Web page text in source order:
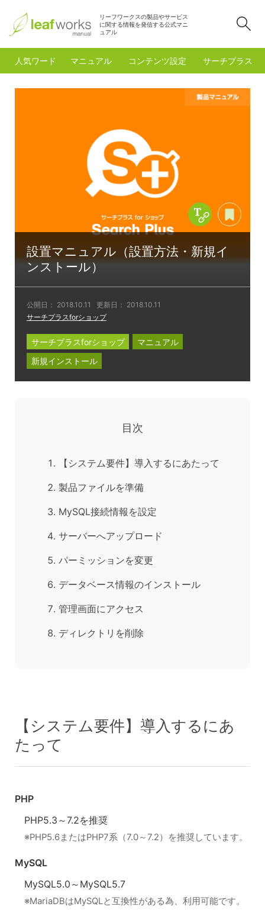
リーフワークスの製品やサービス
に関する情報を発信する公式マニ
ュアル
人気ワード マニュアル コンテンツ設定 サーチプラスfor
設置マニュアル（設置方法・新規イ
ンストール）
公開日： 2018.10.11 更新日： 2018.10.11
サーチプラスforショップ
Copy Title &
サーチプラスforショップ
マニュアル
新規インストール
目次
【システム要件】導入するにあたって
製品ファイルを準備
MySQL接続情報を設定
サーバーへアップロード
パーミッションを変更
データベース情報のインストール
管理画面にアクセス
ディレクトリを削除
【システム要件】導入するにあ
たって
PHP
PHP5.3～7.2を推奨
※PHP5.6またはPHP7系（7.0～7.2）を推奨しています。
MySQL
MySQL5.0～MySQL5.7
※MariaDBはMySQLと互換性がある為、利用可能です。